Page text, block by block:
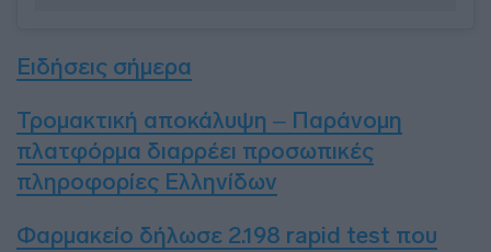
Ειδήσεις σήμερα
Τρομακτική αποκάλυψη – Παράνομη
πλατφόρμα διαρρέει προσωπικές
πληροφορίες Ελληνίδων
Φαρμακείο δήλωσε 2.198 rapid test που